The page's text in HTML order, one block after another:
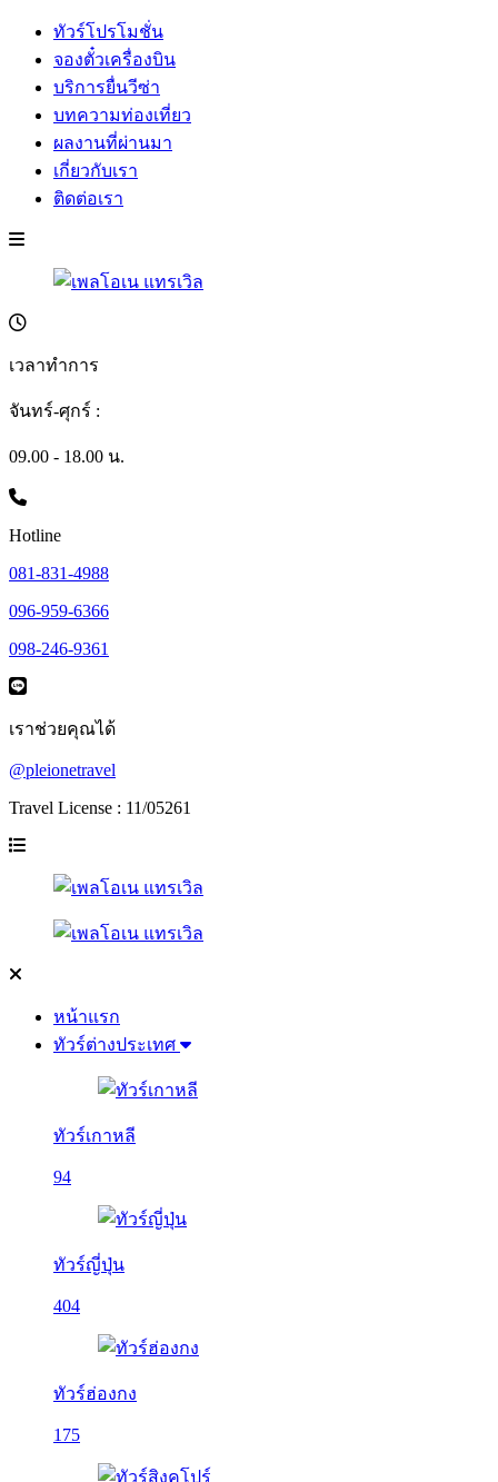
ทัวร์โปรโมชั่น
จองตั๋วเครื่องบิน
บริการยื่นวีซ่า
บทความท่องเที่ยว
ผลงานที่ผ่านมา
เกี่ยวกับเรา
ติดต่อเรา
เวลาทำการ
จันทร์-ศุกร์ :
09.00 - 18.00 น.
Hotline
081-831-4988
096-959-6366
098-246-9361
เราช่วยคุณได้
@pleionetravel
Travel License : 11/05261
หน้าแรก
ทัวร์ต่างประเทศ
ทัวร์เกาหลี
94
ทัวร์ญี่ปุ่น
404
ทัวร์ฮ่องกง
175